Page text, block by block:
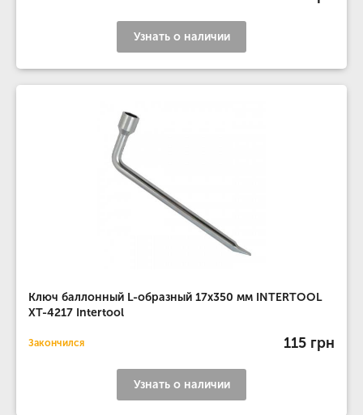
Узнать о наличии
Ключ баллонный L-образный 17x350 мм INTERTOOL
XT-4217 Intertool
Закончился 115 грн
Узнать о наличии